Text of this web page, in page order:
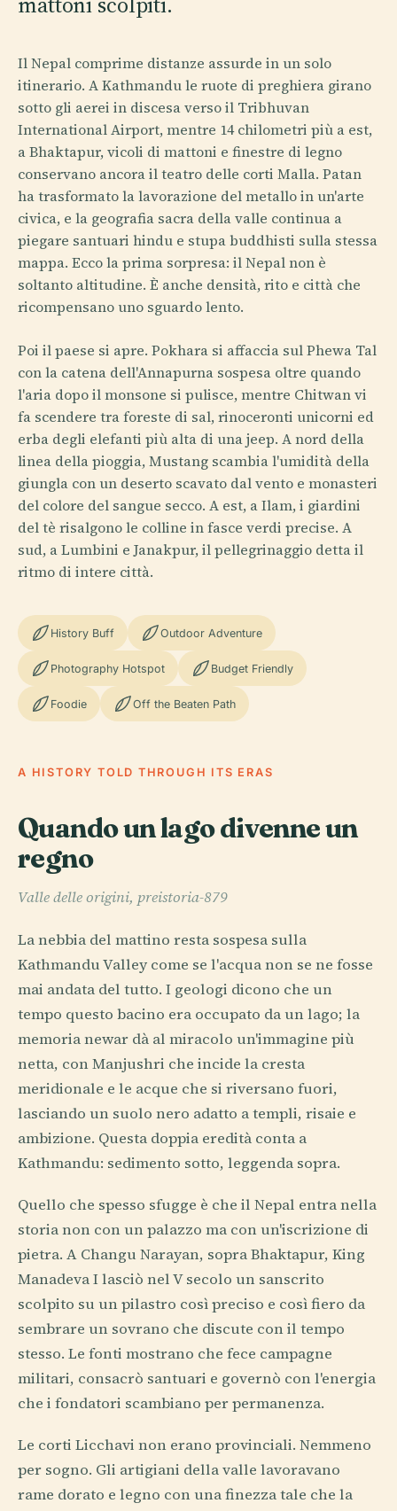
Il Nepal comprime distanze assurde in un solo
itinerario. A Kathmandu le ruote di preghiera girano
sotto gli aerei in discesa verso il Tribhuvan
International Airport, mentre 14 chilometri più a est,
a Bhaktapur, vicoli di mattoni e finestre di legno
conservano ancora il teatro delle corti Malla. Patan
ha trasformato la lavorazione del metallo in un'arte
civica, e la geografia sacra della valle continua a
piegare santuari hindu e stupa buddhisti sulla stessa
mappa. Ecco la prima sorpresa: il Nepal non è
soltanto altitudine. È anche densità, rito e città che
ricompensano uno sguardo lento.
Poi il paese si apre. Pokhara si affaccia sul Phewa Tal
con la catena dell'Annapurna sospesa oltre quando
l'aria dopo il monsone si pulisce, mentre Chitwan vi
fa scendere tra foreste di sal, rinoceronti unicorni ed
erba degli elefanti più alta di una jeep. A nord della
linea della pioggia, Mustang scambia l'umidità della
giungla con un deserto scavato dal vento e monasteri
del colore del sangue secco. A est, a Ilam, i giardini
del tè risalgono le colline in fasce verdi precise. A
sud, a Lumbini e Janakpur, il pellegrinaggio detta il
ritmo di intere città.
History Buff Outdoor Adventure
Photography Hotspot Budget Friendly
Foodie Off the Beaten Path
A HISTORY TOLD THROUGH ITS ERAS
Quando un lago divenne un
regno
Valle delle origini, preistoria-879
La nebbia del mattino resta sospesa sulla
Kathmandu Valley come se l'acqua non se ne fosse
mai andata del tutto. I geologi dicono che un
tempo questo bacino era occupato da un lago; la
memoria newar dà al miracolo un'immagine più
netta, con Manjushri che incide la cresta
meridionale e le acque che si riversano fuori,
lasciando un suolo nero adatto a templi, risaie e
ambizione. Questa doppia eredità conta a
Kathmandu: sedimento sotto, leggenda sopra.
Quello che spesso sfugge è che il Nepal entra nella
storia non con un palazzo ma con un'iscrizione di
pietra. A Changu Narayan, sopra Bhaktapur, King
Manadeva I lasciò nel V secolo un sanscrito
scolpito su un pilastro così preciso e così fiero da
sembrare un sovrano che discute con il tempo
stesso. Le fonti mostrano che fece campagne
militari, consacrò santuari e governò con l'energia
che i fondatori scambiano per permanenza.
Le corti Licchavi non erano provinciali. Nemmeno
per sogno. Gli artigiani della valle lavoravano
rame dorato e legno con una finezza tale che la